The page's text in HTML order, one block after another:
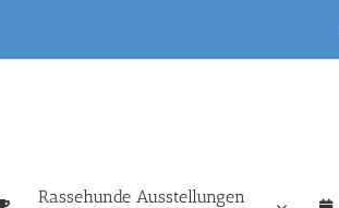
Rassehunde Ausstellungen